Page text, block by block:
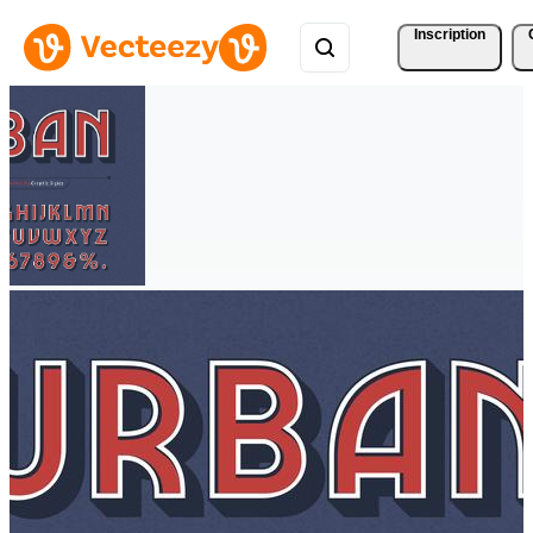
Inscription